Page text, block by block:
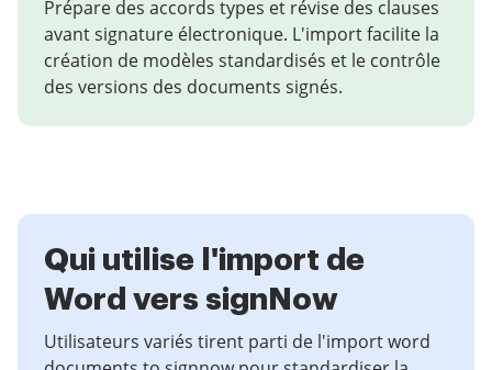
Prépare des accords types et révise des clauses
avant signature électronique. L'import facilite la
création de modèles standardisés et le contrôle
des versions des documents signés.
Qui utilise l'import de
Word vers signNow
Utilisateurs variés tirent parti de l'import word